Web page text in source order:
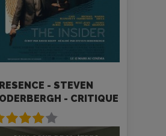
- STEVEN
- CRITIQUE